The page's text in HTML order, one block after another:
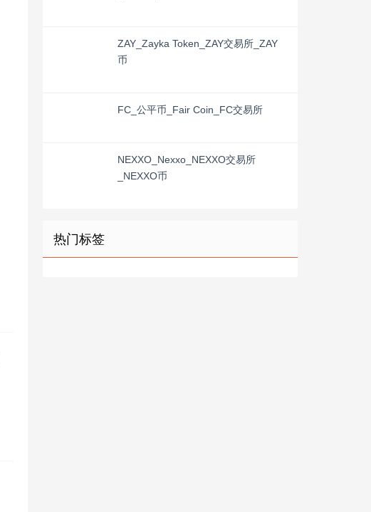
ZAY_Zayka Token_ZAY交易所_ZAY
币
FC_公平币_Fair Coin_FC交易所
NEXXO_Nexxo_NEXXO交易所
_NEXXO币
热门标签